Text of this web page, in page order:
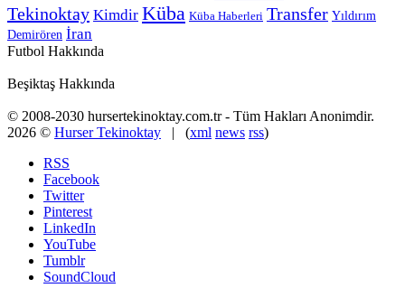
Tekinoktay Kimdir Küba Küba Haberleri Transfer Yıldırım
Demirören İran
Futbol Hakkında
Beşiktaş Hakkında
© 2008-2030 hursertekinoktay.com.tr - Tüm Hakları Anonimdir.
2026 © Hurser Tekinoktay | (xml news rss)
RSS
Facebook
Twitter
Pinterest
LinkedIn
YouTube
Tumblr
SoundCloud